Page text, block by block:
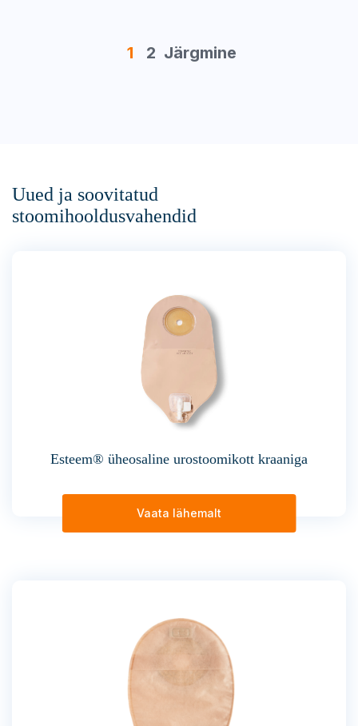
1 2 Järgmine
Uued ja soovitatud
stoomihooldusvahendid
Esteem® üheosaline urostoomikott kraaniga
Vaata lähemalt